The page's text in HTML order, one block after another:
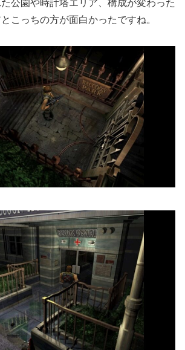
公園や時計塔エリア、構成が変わった
こっちの方が面白かったですね。